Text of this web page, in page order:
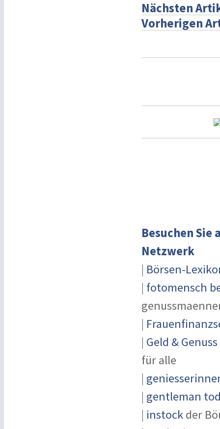
Nächsten
Vorherigen
Besuchen Sie
Netzwerk
| Börsen-
| fotomensch
|
| Geld & Genuss
für alle
|
| gentleman
| instockder